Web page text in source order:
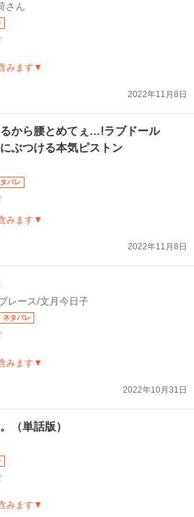
さん
みます▼
2022年11月8日
から腰とめてぇ…!ラブドール
ぶつける本気ピストン
バレ
みます▼
2022年11月8日
レース/文月今日子
ネタバレ
みます▼
2022年10月31日
（単話版）
みます▼